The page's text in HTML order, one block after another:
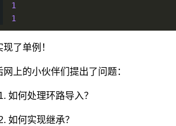
1
1
现了单例！
网上的小伙伴们提出了问题：
如何处理环路导入？
如何实现继承？